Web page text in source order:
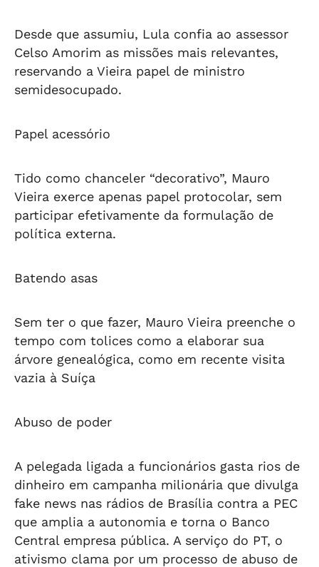
Desde que assumiu, Lula confia ao assessor
Celso Amorim as missões mais relevantes,
reservando a Vieira papel de ministro
semidesocupado.
Papel acessório
Tido como chanceler “decorativo”, Mauro
Vieira exerce apenas papel protocolar, sem
participar efetivamente da formulação de
política externa.
Batendo asas
Sem ter o que fazer, Mauro Vieira preenche o
tempo com tolices como a elaborar sua
árvore genealógica, como em recente visita
vazia à Suíça
Abuso de poder
A pelegada ligada a funcionários gasta rios de
dinheiro em campanha milionária que divulga
fake news nas rádios de Brasília contra a PEC
que amplia a autonomia e torna o Banco
Central empresa pública. A serviço do PT, o
ativismo clama por um processo de abuso de